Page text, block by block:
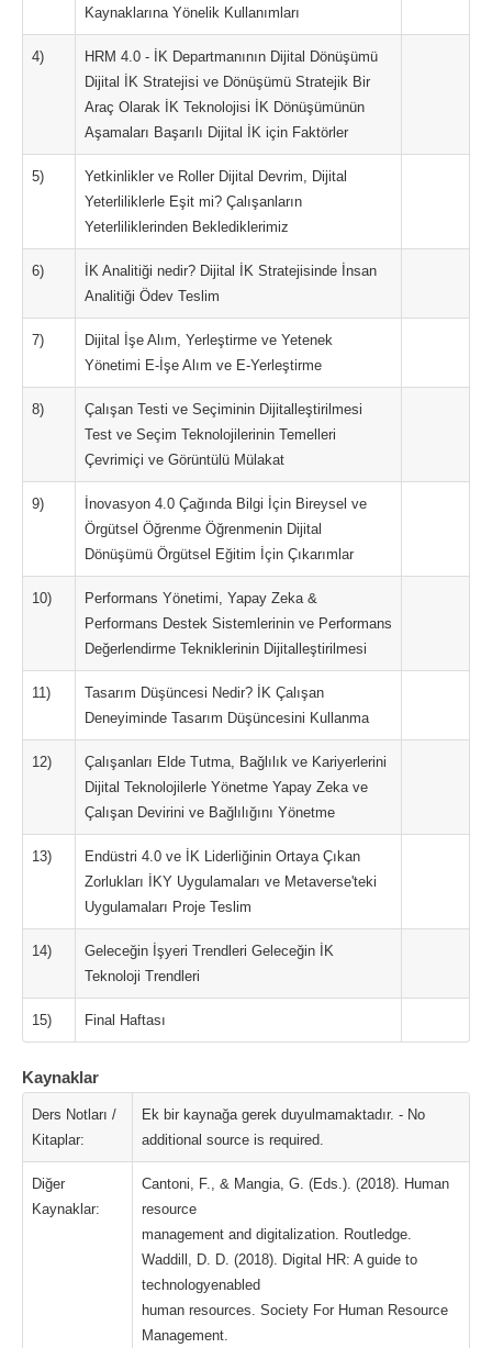
Kaynaklarına Yönelik Kullanımları
4)
HRM 4.0 - İK Departmanının Dijital Dönüşümü
Dijital İK Stratejisi ve Dönüşümü Stratejik Bir
Araç Olarak İK Teknolojisi İK Dönüşümünün
Aşamaları Başarılı Dijital İK için Faktörler
5)
Yetkinlikler ve Roller Dijital Devrim, Dijital
Yeterliliklerle Eşit mi? Çalışanların
Yeterliliklerinden Beklediklerimiz
6)
İK Analitiği nedir? Dijital İK Stratejisinde İnsan
Analitiği Ödev Teslim
7)
Dijital İşe Alım, Yerleştirme ve Yetenek
Yönetimi E-İşe Alım ve E-Yerleştirme
8)
Çalışan Testi ve Seçiminin Dijitalleştirilmesi
Test ve Seçim Teknolojilerinin Temelleri
Çevrimiçi ve Görüntülü Mülakat
9)
İnovasyon 4.0 Çağında Bilgi İçin Bireysel ve
Örgütsel Öğrenme Öğrenmenin Dijital
Dönüşümü Örgütsel Eğitim İçin Çıkarımlar
10)
Performans Yönetimi, Yapay Zeka &
Performans Destek Sistemlerinin ve Performans
Değerlendirme Tekniklerinin Dijitalleştirilmesi
11)
Tasarım Düşüncesi Nedir? İK Çalışan
Deneyiminde Tasarım Düşüncesini Kullanma
12)
Çalışanları Elde Tutma, Bağlılık ve Kariyerlerini
Dijital Teknolojilerle Yönetme Yapay Zeka ve
Çalışan Devirini ve Bağlılığını Yönetme
13)
Endüstri 4.0 ve İK Liderliğinin Ortaya Çıkan
Zorlukları İKY Uygulamaları ve Metaverse'teki
Uygulamaları Proje Teslim
14)
Geleceğin İşyeri Trendleri Geleceğin İK
Teknoloji Trendleri
15) Final Haftası
Kaynaklar
Ders Notları /
Kitaplar:
Ek bir kaynağa gerek duyulmamaktadır. - No
additional source is required.
Diğer
Kaynaklar:
Cantoni, F., & Mangia, G. (Eds.). (2018). Human
resource
management and digitalization. Routledge.
Waddill, D. D. (2018). Digital HR: A guide to
technologyenabled
human resources. Society For Human Resource
Management.